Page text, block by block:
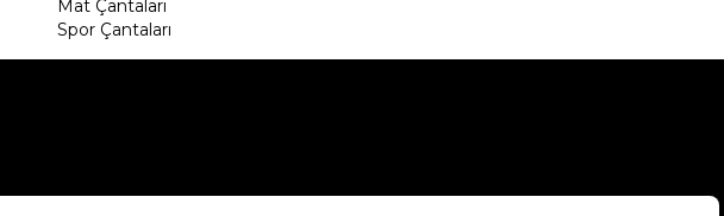
Mat Çantaları
Spor Çantaları